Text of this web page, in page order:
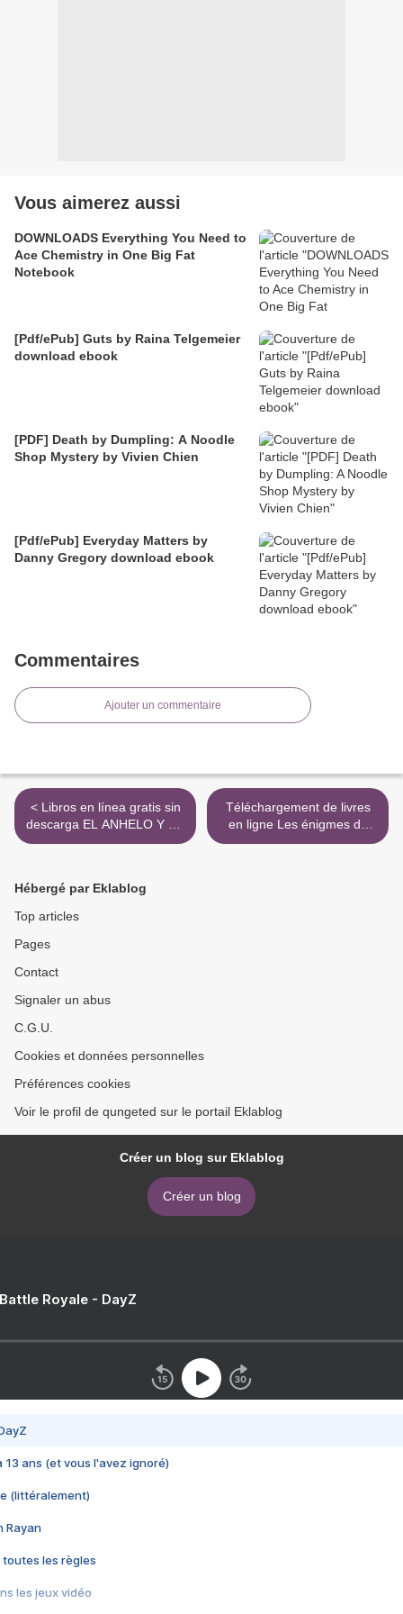
Vous aimerez aussi
DOWNLOADS Everything You Need to
Ace Chemistry in One Big Fat
Notebook
[Pdf/ePub] Guts by Raina Telgemeier
download ebook
[PDF] Death by Dumpling: A Noodle
Shop Mystery by Vivien Chien
[Pdf/ePub] Everyday Matters by
Danny Gregory download ebook
Commentaires
Ajouter un commentaire
< Libros en línea gratis sin
descarga EL ANHELO Y SU
AMANTE 9788412008135
Téléchargement de livres
en ligne Les énigmes de
Sherlock Holmes MOBI par
Hébergé par Eklablog
Top articles
Pages
Contact
Signaler un abus
C.G.U.
Cookies et données personnelles
Préférences cookies
Voir le profil de qungeted sur le portail Eklablog
Créer un blog sur Eklablog
Créer un blog
Royale - DayZ
13 ans (et vous l'avez ignoré)
(littéralement)
Rayan
toutes les règles
les jeux vidéo